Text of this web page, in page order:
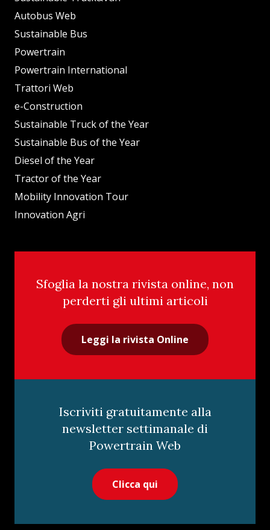
Autobus Web
Sustainable Bus
Powertrain
Powertrain International
Trattori Web
e-Construction
Sustainable Truck of the Year
Sustainable Bus of the Year
Diesel of the Year
Tractor of the Year
Mobility Innovation Tour
Innovation Agri
Sfoglia la nostra rivista online, non
perderti gli ultimi articoli
Leggi la rivista Online
Iscriviti gratuitamente alla
newsletter settimanale di
Powertrain Web
Clicca qui